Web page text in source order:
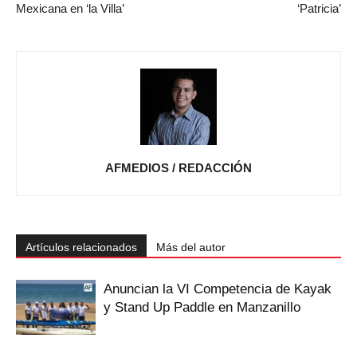
Mexicana en ‘la Villa’
‘Patricia’
AFMEDIOS / REDACCIÓN
Artículos relacionados Más del autor
Anuncian la VI Competencia de Kayak
y Stand Up Paddle en Manzanillo